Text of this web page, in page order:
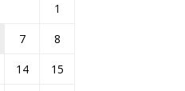
1
7
8
14
15